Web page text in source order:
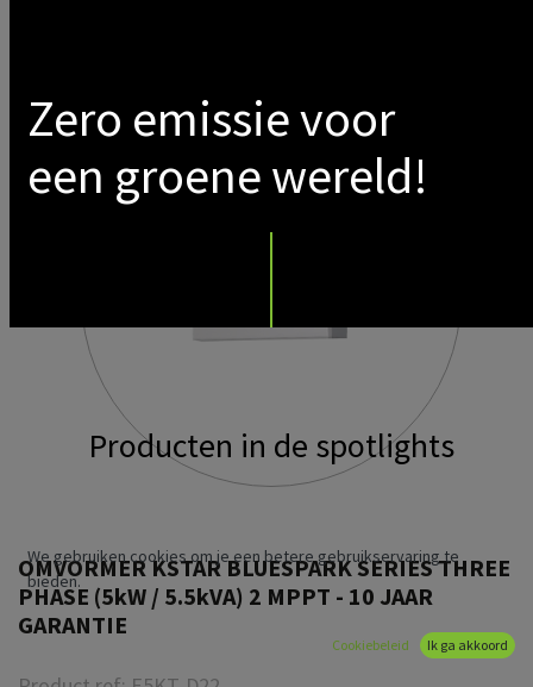
OMVORMER KSTAR BLUESPARK SERIES THREE
PHASE (5kW / 5.5kVA) 2 MPPT - 10 JAAR
GARANTIE
Zero emissie voor
een groene wereld!
Producten in de spotlights
We gebruiken cookies om je een betere gebruikservaring te
bieden.
Cookiebeleid Ik ga akkoord